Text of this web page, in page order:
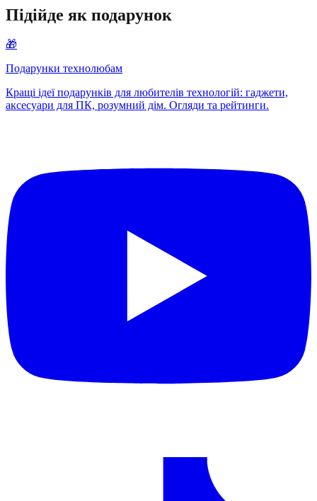
Підійде як подарунок
🎁
Подарунки технолюбам
Кращі ідеї подарунків для любителів технологій: гаджети,
аксесуари для ПК, розумний дім. Огляди та рейтинги.